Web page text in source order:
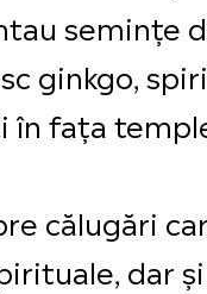
semințe
ginkgo,
fața
călugări
dar